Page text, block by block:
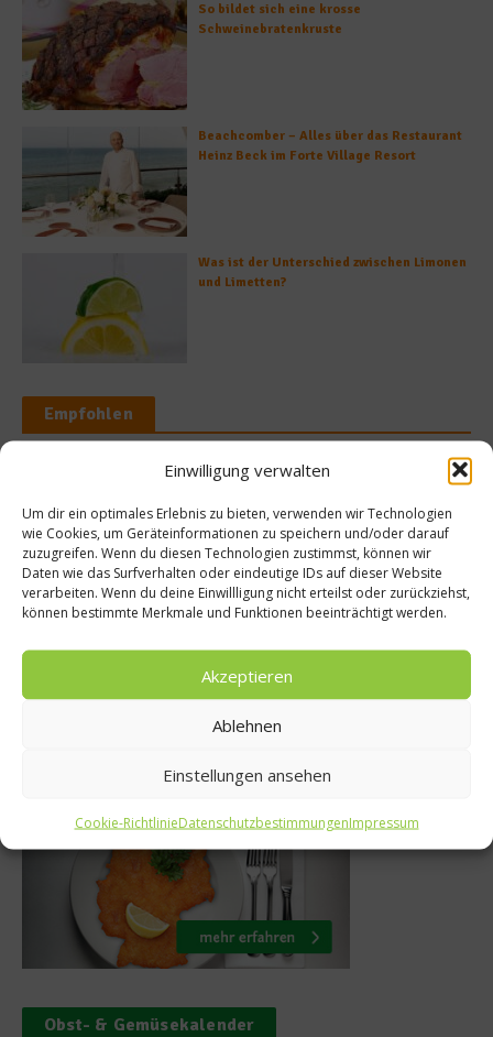
Einwilligung verwalten
Um dir ein optimales Erlebnis zu bieten, verwenden wir Technologien
wie Cookies, um Geräteinformationen zu speichern und/oder darauf
zuzugreifen. Wenn du diesen Technologien zustimmst, können wir
Daten wie das Surfverhalten oder eindeutige IDs auf dieser Website
verarbeiten. Wenn du deine Einwillligung nicht erteilst oder zurückziehst,
können bestimmte Merkmale und Funktionen beeinträchtigt werden.
Akzeptieren
Ablehnen
Einstellungen ansehen
Cookie-RichtlinieDatenschutzbestimmungenImpressum
So bildet sich eine krosse
Schweinebratenkruste
Beachcomber – Alles über das Restaurant
Heinz Beck im Forte Village Resort
Was ist der Unterschied zwischen Limonen
und Limetten?
Empfohlen
Heilwässer mit
Wirkungen
Arzneimittel
28. Juni 2012
Obst- & Gemüsekalender